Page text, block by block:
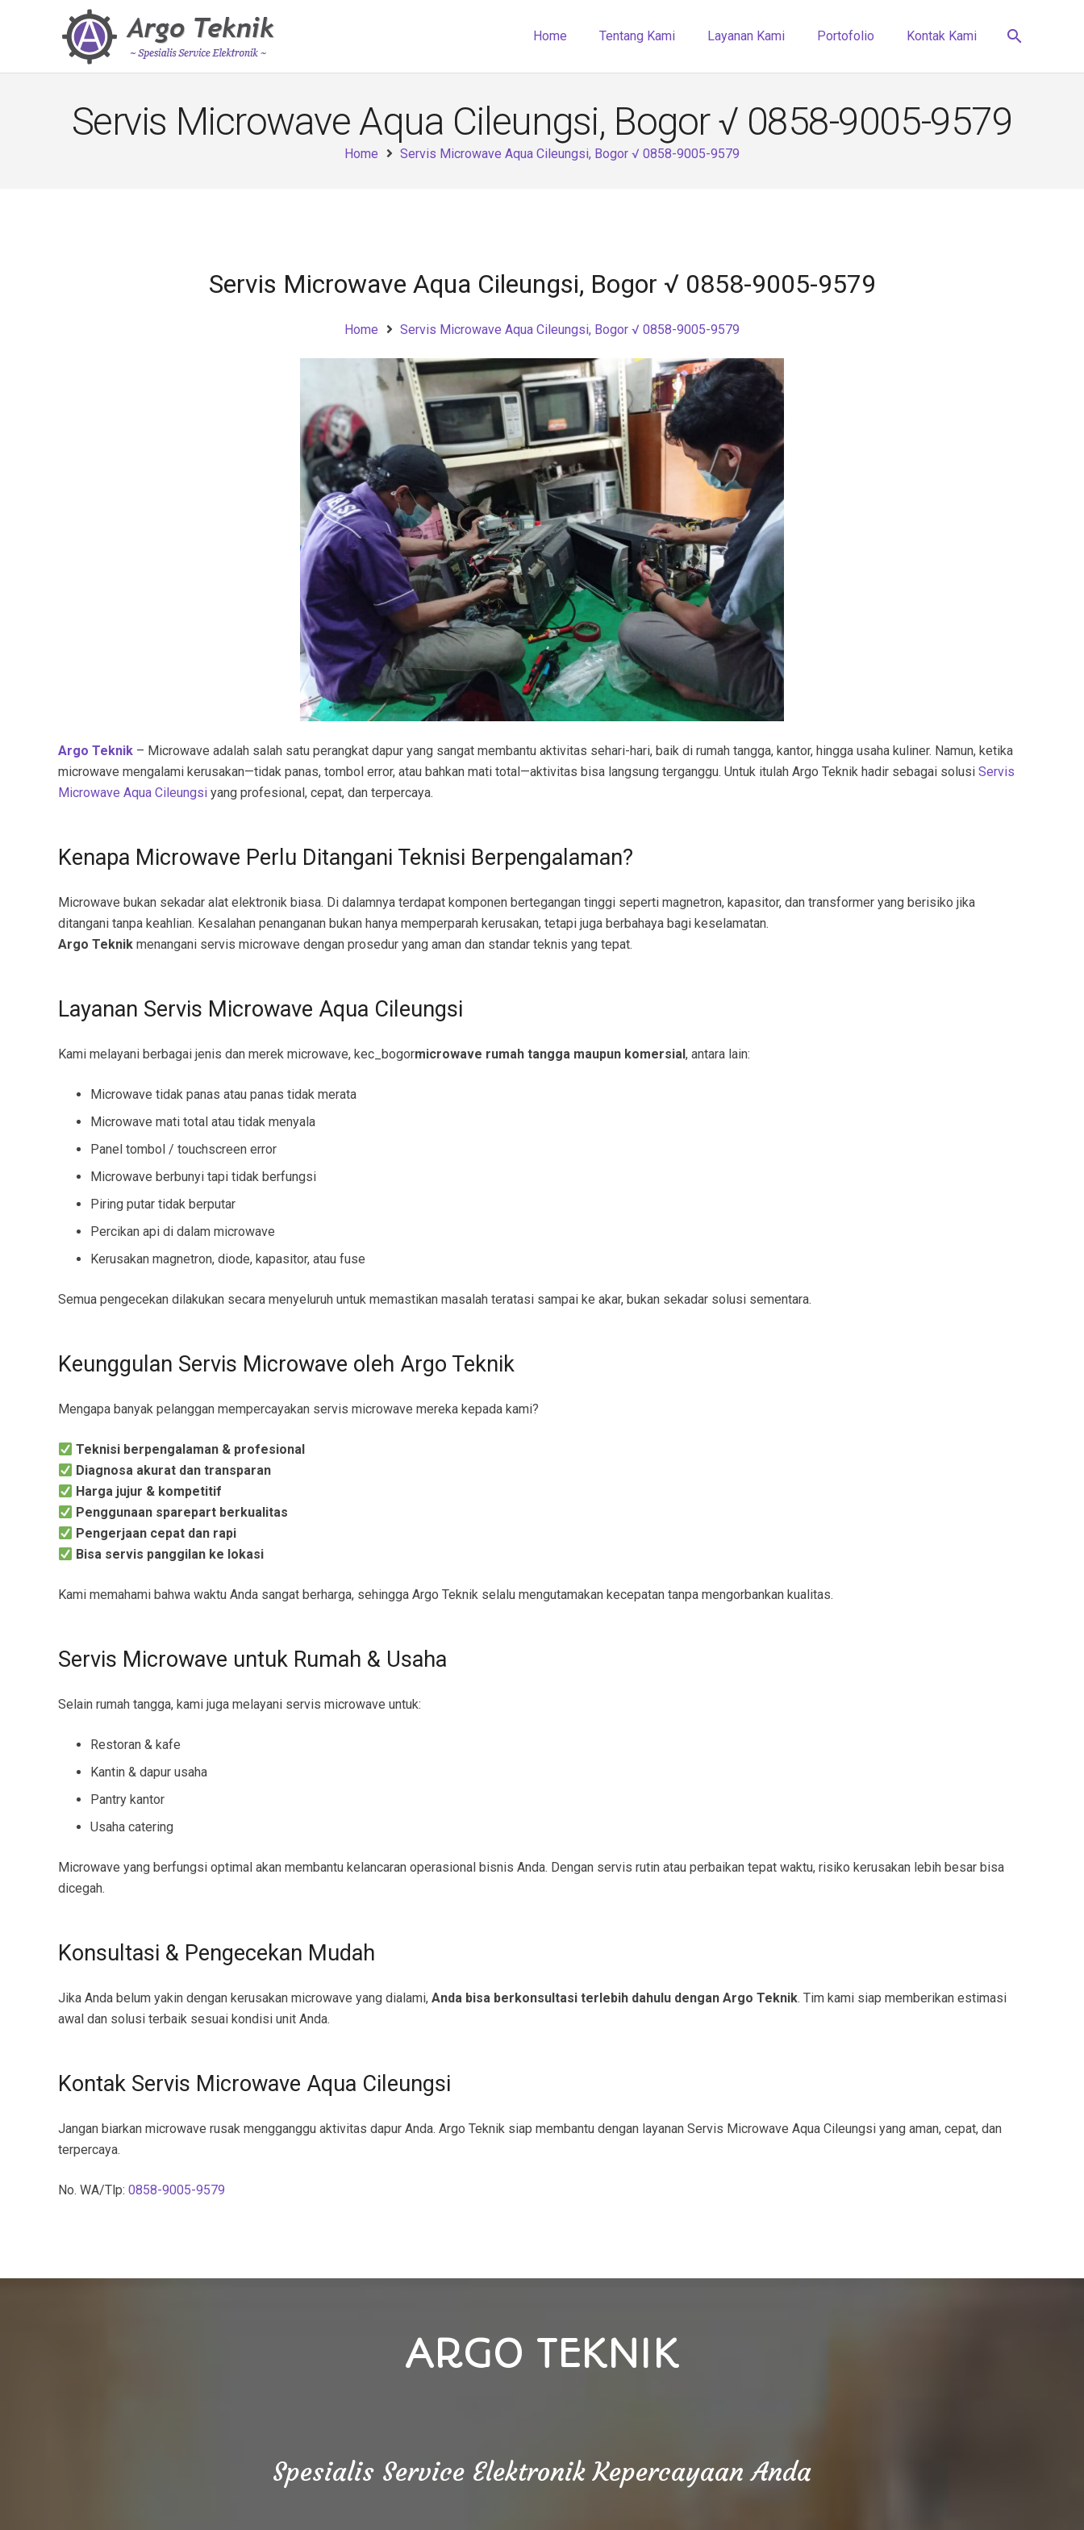
Home Tentang Kami Layanan Kami Portofolio Kontak Kami search
Servis Microwave Aqua Cileungsi, Bogor √ 0858-9005-9579
Home Servis Microwave Aqua Cileungsi, Bogor √ 0858-9005-9579
Servis Microwave Aqua Cileungsi, Bogor √ 0858-9005-9579
Home Servis Microwave Aqua Cileungsi, Bogor √ 0858-9005-9579
Argo Teknik – Microwave adalah salah satu perangkat dapur yang sangat membantu aktivitas sehari-hari, baik di rumah tangga, kantor, hingga usaha kuliner. Namun, ketika
microwave mengalami kerusakan—tidak panas, tombol error, atau bahkan mati total—aktivitas bisa langsung terganggu. Untuk itulah Argo Teknik hadir sebagai solusi Servis
Microwave Aqua Cileungsi yang profesional, cepat, dan terpercaya.
Kenapa Microwave Perlu Ditangani Teknisi Berpengalaman?
Microwave bukan sekadar alat elektronik biasa. Di dalamnya terdapat komponen bertegangan tinggi seperti magnetron, kapasitor, dan transformer yang berisiko jika
ditangani tanpa keahlian. Kesalahan penanganan bukan hanya memperparah kerusakan, tetapi juga berbahaya bagi keselamatan.
Argo Teknik menangani servis microwave dengan prosedur yang aman dan standar teknis yang tepat.
Layanan Servis Microwave Aqua Cileungsi
Kami melayani berbagai jenis dan merek microwave, kec_bogormicrowave rumah tangga maupun komersial, antara lain:
Microwave tidak panas atau panas tidak merata
Microwave mati total atau tidak menyala
Panel tombol / touchscreen error
Microwave berbunyi tapi tidak berfungsi
Piring putar tidak berputar
Percikan api di dalam microwave
Kerusakan magnetron, diode, kapasitor, atau fuse
Semua pengecekan dilakukan secara menyeluruh untuk memastikan masalah teratasi sampai ke akar, bukan sekadar solusi sementara.
Keunggulan Servis Microwave oleh Argo Teknik
Mengapa banyak pelanggan mempercayakan servis microwave mereka kepada kami?
Teknisi berpengalaman & profesional
Diagnosa akurat dan transparan
Harga jujur & kompetitif
Penggunaan sparepart berkualitas
Pengerjaan cepat dan rapi
Bisa servis panggilan ke lokasi
Kami memahami bahwa waktu Anda sangat berharga, sehingga Argo Teknik selalu mengutamakan kecepatan tanpa mengorbankan kualitas.
Servis Microwave untuk Rumah & Usaha
Selain rumah tangga, kami juga melayani servis microwave untuk:
Restoran & kafe
Kantin & dapur usaha
Pantry kantor
Usaha catering
Microwave yang berfungsi optimal akan membantu kelancaran operasional bisnis Anda. Dengan servis rutin atau perbaikan tepat waktu, risiko kerusakan lebih besar bisa
dicegah.
Konsultasi & Pengecekan Mudah
Jika Anda belum yakin dengan kerusakan microwave yang dialami, Anda bisa berkonsultasi terlebih dahulu dengan Argo Teknik. Tim kami siap memberikan estimasi
awal dan solusi terbaik sesuai kondisi unit Anda.
Kontak Servis Microwave Aqua Cileungsi
Jangan biarkan microwave rusak mengganggu aktivitas dapur Anda. Argo Teknik siap membantu dengan layanan Servis Microwave Aqua Cileungsi yang aman, cepat, dan
terpercaya.
No. WA/Tlp: 0858-9005-9579
ARGO TEKNIK
Spesialis Service Elektronik Kepercayaan Anda